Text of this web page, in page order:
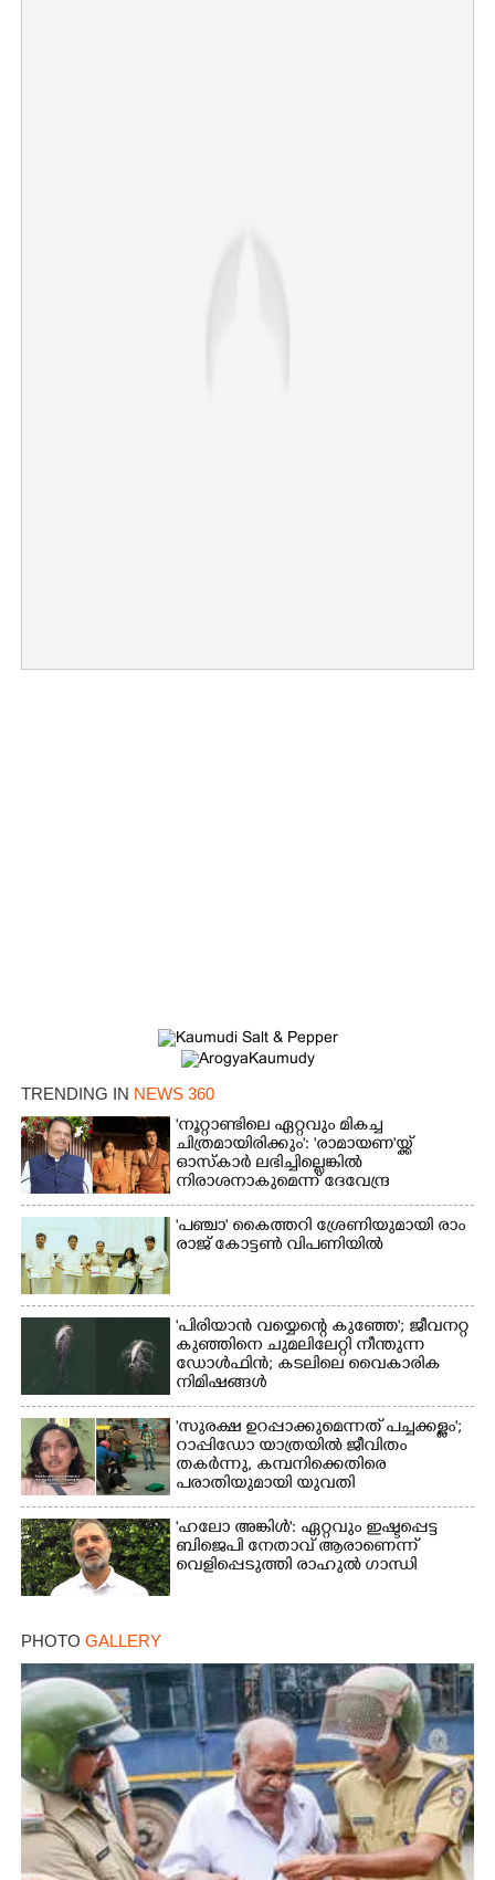
TRENDING IN NEWS 360
'നൂറ്റാണ്ടിലെ ഏറ്റവും മികച്ച
ചിത്രമായിരിക്കും': 'രാമായണ'യ്ക്ക്
ഓസ്കാ‌ർ ലഭിച്ചില്ലെങ്കിൽ
നിരാശനാകുമെന്ന് ദേവേന്ദ്ര
ഫഡ്നാവിസ്
'​പ​ഞ്ചാ​'​ ​കൈ​ത്ത​റി​ ​ശ്രേ​ണി​യു​മാ​യി​ ​രാം​
രാ​ജ് ​കോ​ട്ടൺ വിപണിയിൽ
'പിരിയാൻ വയ്യെന്റെ കുഞ്ഞേ'; ജീവനറ്റ
കുഞ്ഞിനെ ചുമലിലേറ്റി നീന്തുന്ന
ഡോൾഫിൻ; കടലിലെ വൈകാരിക
നിമിഷങ്ങൾ
'സുരക്ഷ ഉറപ്പാക്കുമെന്നത് പച്ചക്കള്ളം';
റാപ്പിഡോ യാത്രയിൽ ജീവിതം
തകർന്നു, കമ്പനിക്കെതിരെ
പരാതിയുമായി യുവതി
'ഹലോ അങ്കിൾ': ഏറ്റവും ഇഷ്ടപ്പെട്ട
ബിജെപി നേതാവ് ആരാണെന്ന്
വെളിപ്പെടുത്തി രാഹുൽ ഗാന്ധി
PHOTO GALLERY